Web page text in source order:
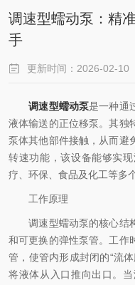
调速型蠕动泵：精
手
更新时间：2026-02-10
调速型蠕动泵是一种通
液体输送的正位移泵。其独
泵体其他部件接触，从而避
转速功能，该设备能够实
疗、环保、食品及化工等多
工作原理
调速型蠕动泵的核心结构
和可更换的弹性泵管。工作
管，使管内形成封闭的“流
将液体从入口推向出口。